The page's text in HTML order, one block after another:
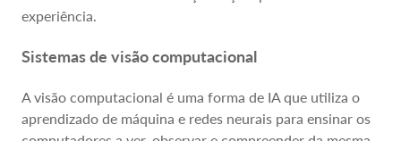
experiência.
Sistemas de visão computacional
A visão computacional é uma forma de IA que utiliza o
aprendizado de máquina e redes neurais para ensinar os